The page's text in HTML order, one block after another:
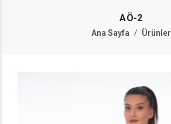
AÖ-2
Ana Sayfa Ürünler